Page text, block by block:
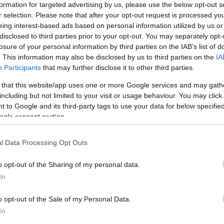
for targeted advertising by us, please use the below opt-out
selection. Please note that after your opt-out request is processed
interest-based ads based on personal information utilized by us
to third parties prior to your opt-out. You may separately
of your personal information by third parties on the IAB’s list of
This information may also be disclosed by us to third parties on the
Participants that may further disclose it to other third parties.
that this website/app uses one or more Google services and may
but not limited to your visit or usage behaviour. You may
to Google and its third-party tags to use your data for below
consent section.
Data Processing Opt Outs
opt-out of the Sharing of my personal data.
opt-out of the Sale of my Personal Data.
Link másolása
kreálmányát, és habár a szerelmes
stimmel a süteménnyel, a lány inkább
nem az ő képességeivel
– na meg persze Saci – kálváriája.